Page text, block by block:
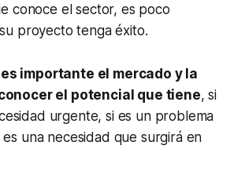
conoce el sector, es poco
proyecto tenga éxito.
es importante el mercado y la
el potencial que tiene, si
urgente, si es un problema
una necesidad que surgirá en